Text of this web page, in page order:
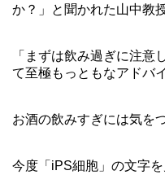
か？」と聞かれた山中教授
「まずは飲み過ぎに注意
て至極もっともなアドバ
お酒の飲みすぎには気を
今度「iPS細胞」の文字